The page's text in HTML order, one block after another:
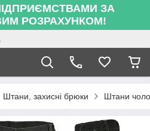
ЗА
РОЗРАХУНКОМ!
Штани, захисні брюки Штани